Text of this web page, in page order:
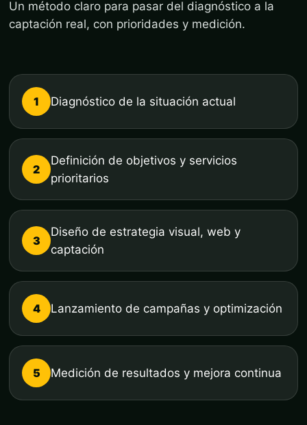
Un método claro para pasar del diagnóstico a la
captación real, con prioridades y medición.
1 Diagnóstico de la situación actual
2
Definición de objetivos y servicios
prioritarios
3
Diseño de estrategia visual, web y
captación
4 Lanzamiento de campañas y optimización
5 Medición de resultados y mejora continua